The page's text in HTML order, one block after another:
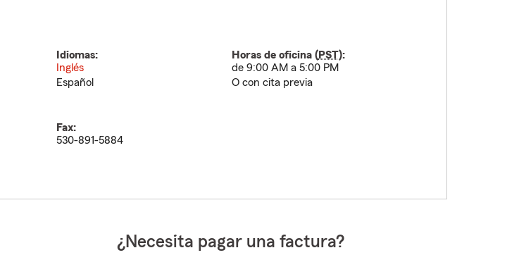
Idiomas:
Inglés
Español
Horas de oficina (PST):
de 9:00 AM a 5:00 PM
O con cita previa
Fax:
530-891-5884
¿Necesita pagar una factura?